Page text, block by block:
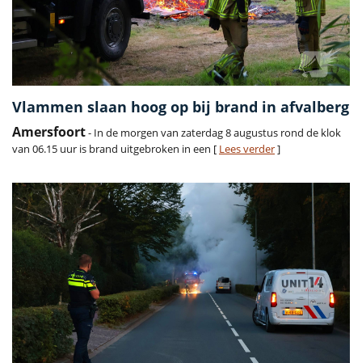
Vlammen slaan hoog op bij brand in afvalberg
Amersfoort- In de morgen van zaterdag 8 augustus rond de klok
van 06.15 uur is brand uitgebroken in een [ Lees verder]